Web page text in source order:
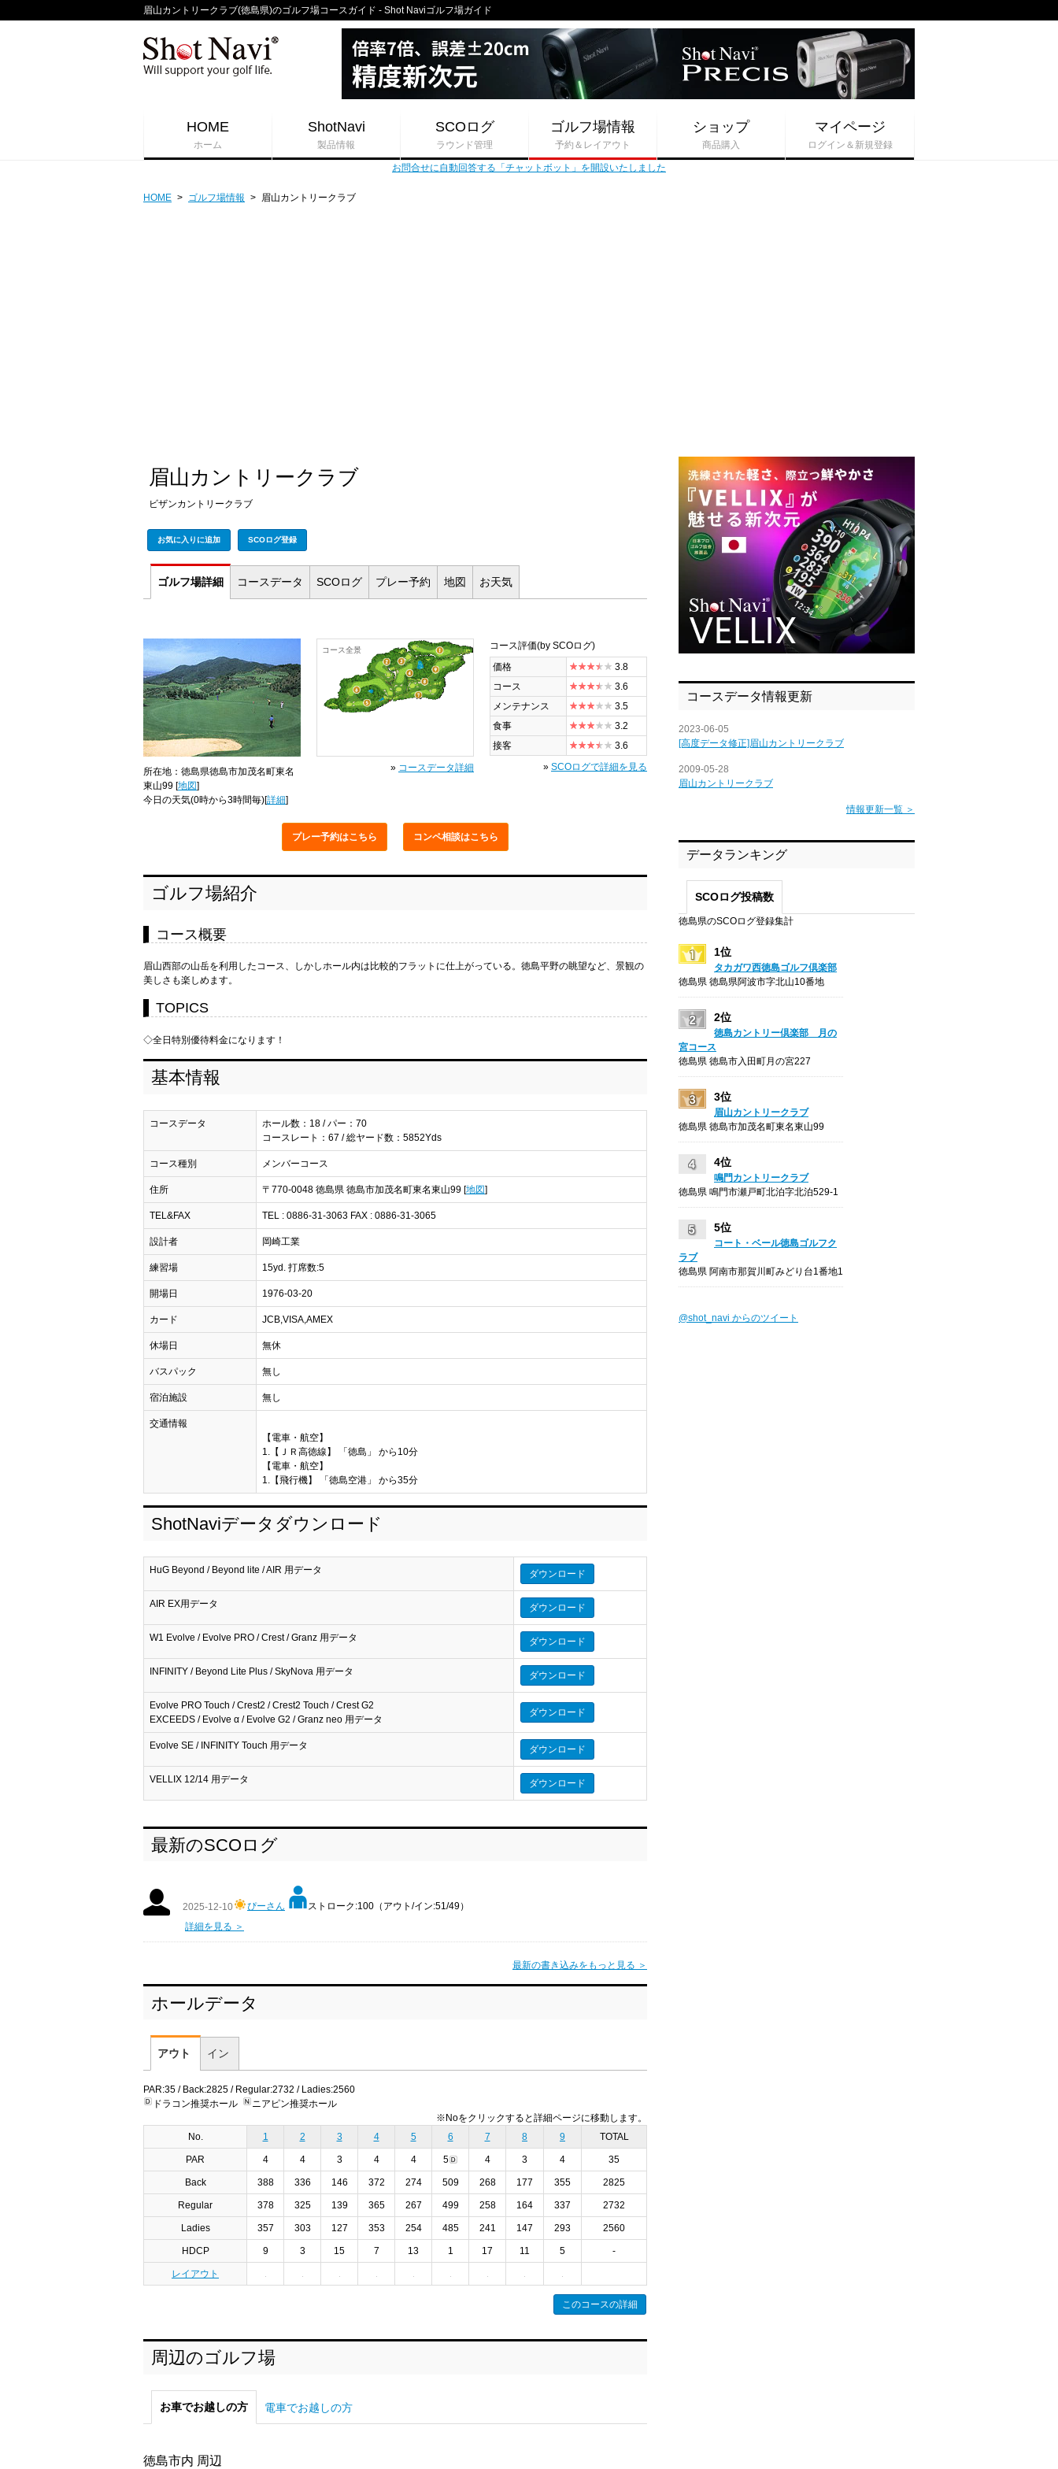
眉山カントリークラブ(徳島県)のゴルフ場コースガイド - Shot Naviゴルフ場ガイド
HOME
ホーム
ShotNavi
製品情報
SCOログ
ラウンド管理
ゴルフ場情報
予約＆レイアウト
ショップ
商品購入
マイページ
ログイン＆新規登録
お問合せに自動回答する「チャットボット」を開設いたしました
HOME > ゴルフ場情報 > 眉山カントリークラブ
眉山カントリークラブ
ビザンカントリークラブ
お気に入りに追加 SCOログ登録
ゴルフ場詳細 コースデータ SCOログ プレー予約 地図 お天気
所在地：徳島県徳島市加茂名町東名
東山99 [地図]
今日の天気(0時から3時間毎)[詳細]
コース全景
» コースデータ詳細
コース評価(by SCOログ)
価格
3.8
コース
3.6
メンテナンス
3.5
食事
3.2
接客
3.6
» SCOログで詳細を見る
プレー予約はこちら コンペ相談はこちら
ゴルフ場紹介
コース概要
眉山西部の山岳を利用したコース、しかしホール内は比較的フラットに仕上がっている。徳島平野の眺望など、景観の
美しさも楽しめます。
TOPICS
◇全日特別優待料金になります！
基本情報
コースデータ
ホール数：18 / パー：70
コースレート：67 / 総ヤード数：5852Yds
コース種別 メンバーコース
住所 〒770-0048 徳島県 徳島市加茂名町東名東山99 [地図]
TEL&FAX TEL : 0886-31-3063 FAX : 0886-31-3065
設計者 岡崎工業
練習場 15yd. 打席数:5
開場日 1976-03-20
カード JCB,VISA,AMEX
休場日 無休
バスパック 無し
宿泊施設 無し
交通情報
【電車・航空】
1.【ＪＲ高徳線】 「徳島」 から10分
【電車・航空】
1.【飛行機】 「徳島空港」 から35分
ShotNaviデータダウンロード
HuG Beyond / Beyond lite / AIR 用データ ダウンロード
AIR EX用データ ダウンロード
W1 Evolve / Evolve PRO / Crest / Granz 用データ ダウンロード
INFINITY / Beyond Lite Plus / SkyNova 用データ ダウンロード
Evolve PRO Touch / Crest2 / Crest2 Touch / Crest G2
EXCEEDS / Evolve α / Evolve G2 / Granz neo 用データ
ダウンロード
Evolve SE / INFINITY Touch 用データ ダウンロード
VELLIX 12/14 用データ ダウンロード
最新のSCOログ
2025-12-10 ぴーさん
ストローク:100（アウト/イン:51/49）
詳細を見る ＞
最新の書き込みをもっと見る ＞
ホールデータ
アウト イン
PAR:35 / Back:2825 / Regular:2732 / Ladies:2560
ドラコン推奨ホール
ニアピン推奨ホール
※Noをクリックすると詳細ページに移動します。
No.
1 2 3 4 5 6 7 8 9 TOTAL
PAR 4 4 3 4 4 5 4 3 4 35
Back 388 336 146 372 274 509 268 177 355 2825
Regular 378 325 139 365 267 499 258 164 337 2732
Ladies 357 303 127 353 254 485 241 147 293 2560
HDCP 9 3 15 7 13 1 17 11 5 -
レイアウト
このコースの詳細
周辺のゴルフ場
お車でお越しの方 電車でお越しの方
徳島市内 周辺
コースデータ情報更新
2023-06-05
[高度データ修正]眉山カントリークラブ
2009-05-28
眉山カントリークラブ
情報更新一覧 ＞
データランキング
SCOログ投稿数
徳島県のSCOログ登録集計
1位
タカガワ西徳島ゴルフ倶楽部
徳島県 徳島県阿波市字北山10番地
2位
徳島カントリー倶楽部 月の
宮コース
徳島県 徳島市入田町月の宮227
3位
眉山カントリークラブ
徳島県 徳島市加茂名町東名東山99
4位
鳴門カントリークラブ
徳島県 鳴門市瀬戸町北泊字北泊529-1
5位
コート・ベール徳島ゴルフク
ラブ
徳島県 阿南市那賀川町みどり台1番地1
@shot_navi からのツイート